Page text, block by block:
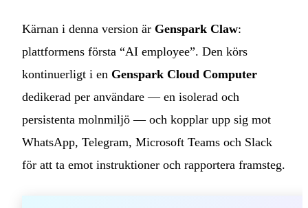
Kärnan i denna version är Genspark Claw:
plattformens första “AI employee”. Den körs
kontinuerligt i en Genspark Cloud Computer
dedikerad per användare — en isolerad och
persistenta molnmiljö — och kopplar upp sig mot
WhatsApp, Telegram, Microsoft Teams och Slack
för att ta emot instruktioner och rapportera framsteg.